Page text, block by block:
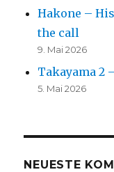
Hakone –
the call
9. Mai 2026
Takayama 2
5. Mai 2026
NEUESTE